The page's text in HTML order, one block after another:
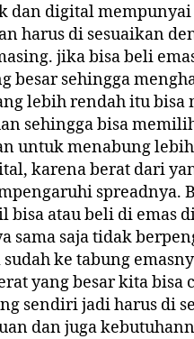
dan digital
harus di sesuaikan
jika bisa beli
besar sehingga
lebih rendah itu bisa
sehingga bisa
untuk menabung
karena berat dari
spreadnya.
bisa atau beli di emas
sama saja tidak
ke tabung
yang besar kita bisa
sendiri jadi harus di
dan juga